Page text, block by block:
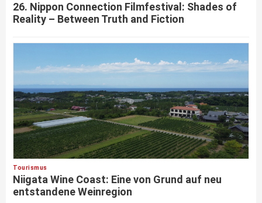
26. Nippon Connection Filmfestival: Shades of
Reality – Between Truth and Fiction
Tourismus
Niigata Wine Coast: Eine von Grund auf neu
entstandene Weinregion